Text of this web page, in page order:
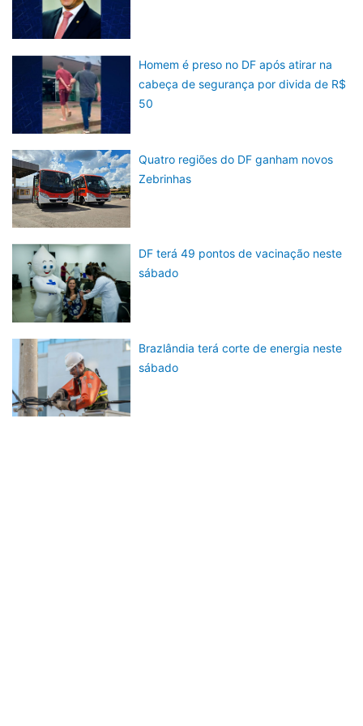
Homem é preso no DF após atirar na
cabeça de segurança por divida de R$
50
Quatro regiões do DF ganham novos
Zebrinhas
DF terá 49 pontos de vacinação neste
sábado
Brazlândia terá corte de energia neste
sábado